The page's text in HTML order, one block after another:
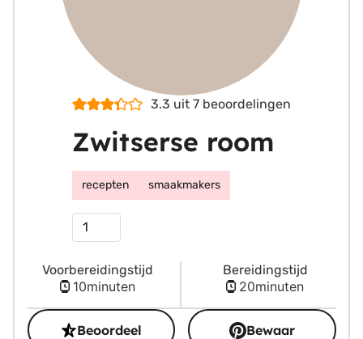
3.3 uit 7beoordelingen
Zwitserse room
recepten smaakmakers
Porties
Voorbereidingstijd
10minuten
minuten
Bereidingstijd
20minuten
minuten
Beoordeel Bewaar